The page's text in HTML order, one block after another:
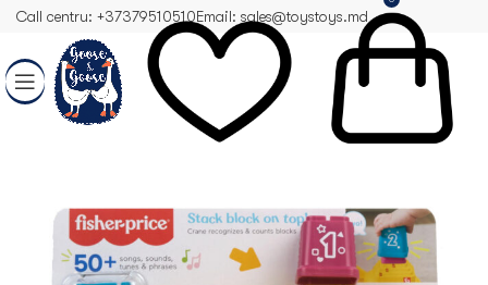
Call centru: +37379510510Email: sales@toystoys.md